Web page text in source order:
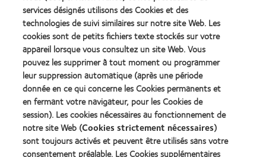
fabriquées, sur toutes les lentilles souples sphériques, toriques et
multifocales (y compris celles fabriquées sur commande), en SiHy et
hydrogel de 4 principaux fabricants. Comprend les lentilles de contact
journalières, bihebdomadaires et mensuelles. Lentilles de contact
cosmétiques et photochromiques non incluses. Les variantes de courbe de
base multiples ne sont pas incluses.
Référence :
CVI data on file, 2020.
CVI data on file, 2019.
services désignés utilisons des Cookies et des
technologies de suivi similaires sur notre site Web. Les
cookies sont de petits fichiers texte stockés sur votre
appareil lorsque vous consultez un site Web. Vous
pouvez les supprimer à tout moment ou programmer
leur suppression automatique (après une période
donnée en ce qui concerne les Cookies permanents et
en fermant votre navigateur, pour les Cookies de
session). Les cookies nécessaires au fonctionnement de
notre site Web (Cookies strictement nécessaires)
sont toujours activés et peuvent être utilisés sans votre
consentement préalable. Les Cookies supplémentaires